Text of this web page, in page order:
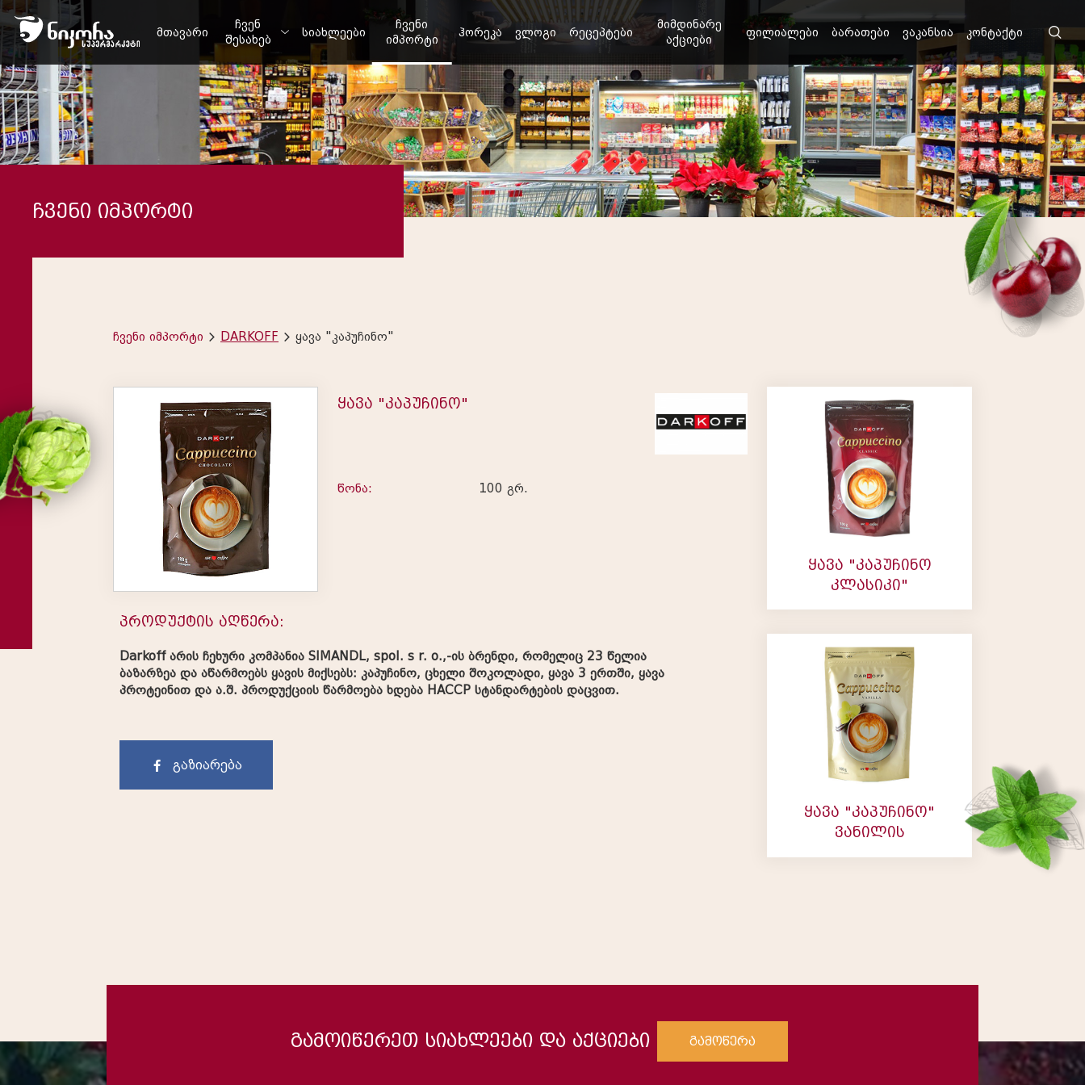
მთავარი
ჩვენ
შესახებ
სიახლეები
ჩვენი
იმპორტი
ჰორეკა ვლოგი რეცეპტები
მიმდინარე
აქციები
ფილიალები ბარათები ვაკანსია კონტაქტი
ჩვენი იმპორტი
ჩვენი იმპორტი DARKOFF ყავა "კაპუჩინო"
ყავა "კაპუჩინო"
წონა: 100 გრ.
პროდუქტის აღწერა:
Darkoff არის ჩეხური კომპანია SIMANDL, spol. s r. o.,-ის ბრენდი, რომელიც 23 წელია
ბაზარზეა და აწარმოებს ყავის მიქსებს: კაპუჩინო, ცხელი შოკოლადი, ყავა 3 ერთში, ყავა
პროტეინით და ა.შ. პროდუქციის წარმოება ხდება HACCP სტანდარტების დაცვით.
გაზიარება
ყავა "კაპუჩინო
კლასიკი"
ყავა "კაპუჩინო"
ვანილის
გამოიწერეთ სიახლეები და აქციები გამოწერა